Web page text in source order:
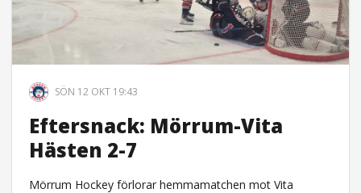
SÖN 12 OKT 19:43
Eftersnack: Mörrum-Vita
Hästen 2-7
Mörrum Hockey förlorar hemmamatchen mot Vita